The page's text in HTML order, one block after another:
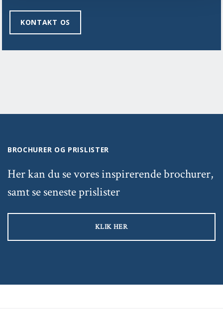
KONTAKT OS
BROCHURER OG PRISLISTER
Her kan du se vores inspirerende brochurer,
samt se seneste prislister
KLIK HER